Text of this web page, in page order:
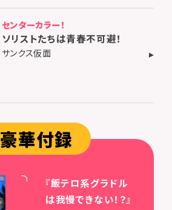
センターカラー！
ソリストたちは青春不可避！
サンクス仮面
豪華付録
『飯テロ系グラドル
は我慢できない！？』